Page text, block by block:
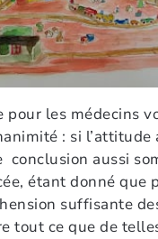
pour les médecins
: si l’attitude
conclusion aussi
étant donné que
suffisante
tout ce que de